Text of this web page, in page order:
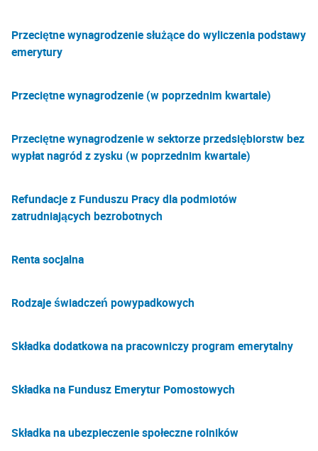
Przeciętne wynagrodzenie służące do wyliczenia podstawy
emerytury
Przeciętne wynagrodzenie (w poprzednim kwartale)
Przeciętne wynagrodzenie w sektorze przedsiębiorstw bez
wypłat nagród z zysku (w poprzednim kwartale)
Refundacje z Funduszu Pracy dla podmiotów
zatrudniających bezrobotnych
Renta socjalna
Rodzaje świadczeń powypadkowych
Składka dodatkowa na pracowniczy program emerytalny
Składka na Fundusz Emerytur Pomostowych
Składka na ubezpieczenie społeczne rolników